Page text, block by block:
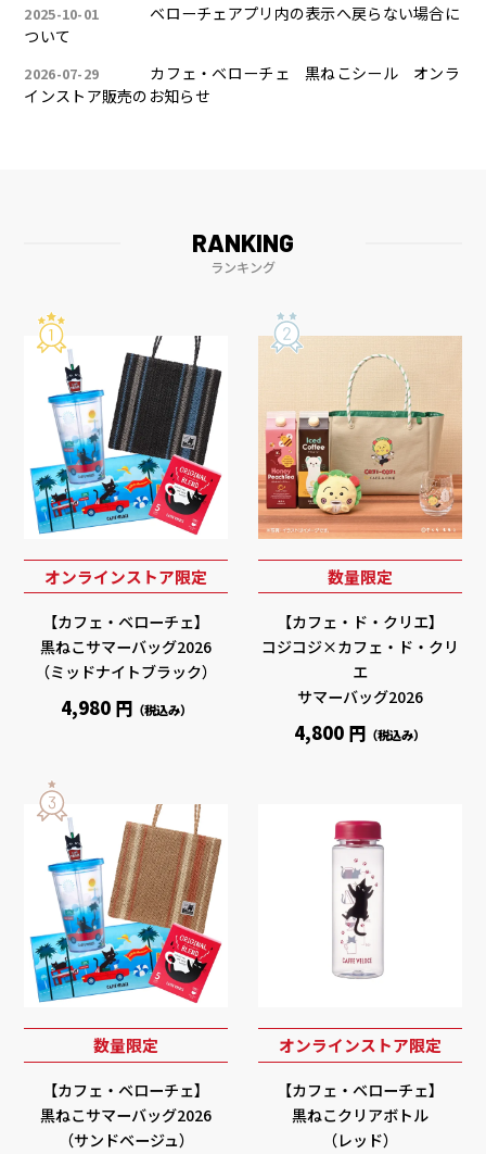
2025-10-01
ベローチェアプリ内の表示へ戻らない場合に
ついて
2026-07-29
カフェ・ベローチェ 黒ねこシール オンラ
インストア販売のお知らせ
RANKING
ランキング
オンラインストア限定
【カフェ・ベローチェ】
黒ねこサマーバッグ2026
（ミッドナイトブラック）
4,980 円 （税込み）
数量限定
【カフェ・ド・クリエ】
コジコジ×カフェ・ド・クリ
エ
サマーバッグ2026
4,800 円 （税込み）
数量限定
【カフェ・ベローチェ】
黒ねこサマーバッグ2026
（サンドベージュ）
オンラインストア限定
【カフェ・ベローチェ】
黒ねこクリアボトル
（レッド）